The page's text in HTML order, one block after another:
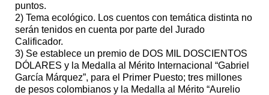
puntos.
2) Tema ecológico. Los cuentos con temática distinta no
serán tenidos en cuenta por parte del Jurado
Calificador.
3) Se establece un premio de DOS MIL DOSCIENTOS
DÓLARES y la Medalla al Mérito Internacional “Gabriel
García Márquez”, para el Primer Puesto; tres millones
de pesos colombianos y la Medalla al Mérito “Aurelio